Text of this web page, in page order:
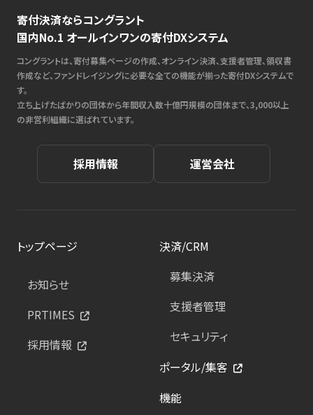
寄付決済ならコングラント
国内No.1 オールインワンの寄付DXシステム
コングラントは、寄付募集ページの作成、オンライン決済、支援者管理、領収書
作成など、ファンドレイジングに必要な全ての機能が揃った寄付DXシステムで
す。
立ち上げたばかりの団体から年間収入数十億円規模の団体まで、3,000以上
の非営利組織に選ばれています。
採用情報 運営会社
トップページ
お知らせ
PRTIMES
採用情報
決済/CRM
募集決済
支援者管理
セキュリティ
ポータル/集客
機能